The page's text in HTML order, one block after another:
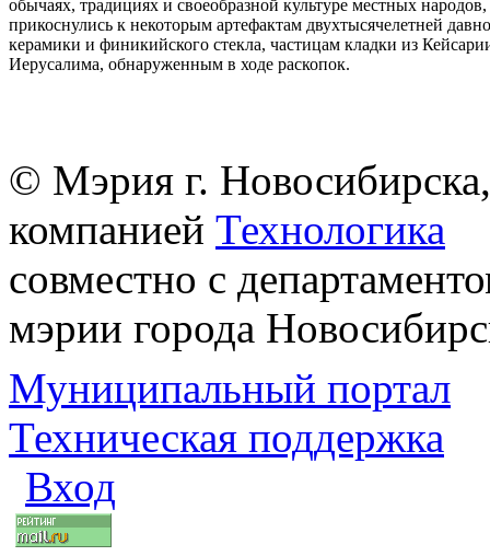
обычаях, традициях и своеобразной культуре местных
прикоснулись к некоторым артефактам двухтысячелетней
керамики и финикийского стекла, частицам кладки из
Иерусалима, обнаруженным в ходе раскопок.
© Мэрия г.
компанией Технологика
совместно с
мэрии города
Муниципальный портал
Техническая поддержка
Вход